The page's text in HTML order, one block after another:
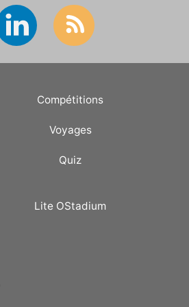
Compétitions
Voyages
Quiz
Lite OStadium